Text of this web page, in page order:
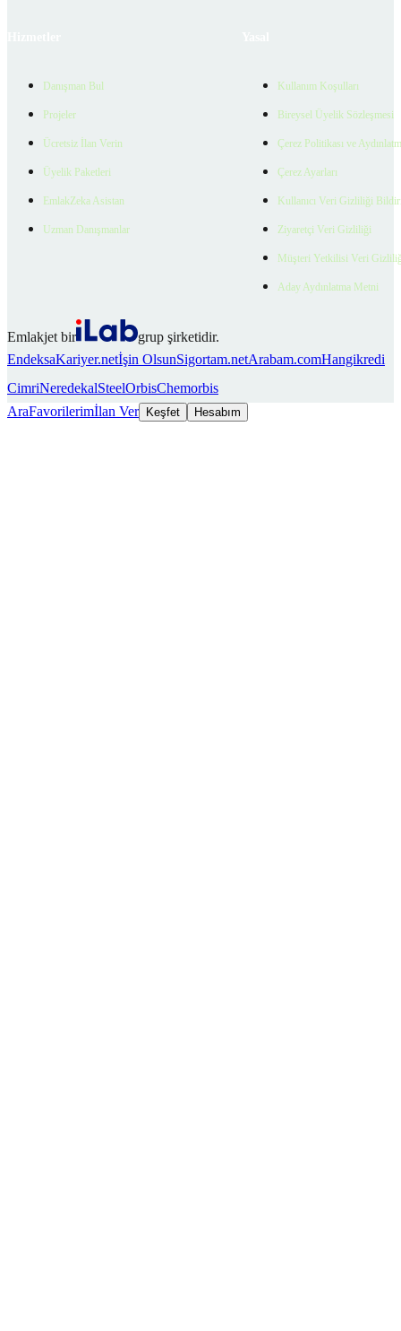
Danışman Bul
Projeler
Ücretsiz İlan Verin
Üyelik Paketleri
EmlakZeka Asistan
Uzman Danışmanlar
Kullanım Koşulları
Bireysel Üyelik Sözleşmesi
Çerez Politikası ve
Çerez Ayarları
Kullanıcı Veri Gizliliği
Ziyaretçi Veri Gizliliği
Müşteri Yetkilisi Veri
Aday Aydınlatma Metni
Emlakjet bir
grup şirketidir.
EndeksaKariyer.netİşin OlsunSigortam.netArabam.comHangikredi
CimriNeredekalSteelOrbisChemorbis
AraFavorilerimİlan Ver Keşfet Hesabım